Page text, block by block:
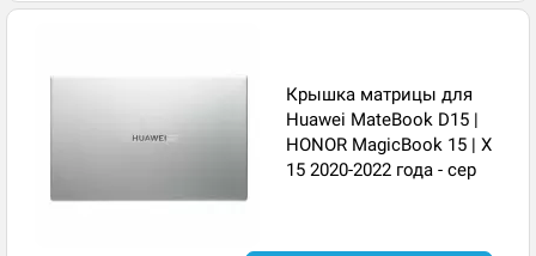
Крышка матрицы для
Huawei MateBook D15 |
HONOR MagicBook 15 | X
15 2020-2022 года - сер